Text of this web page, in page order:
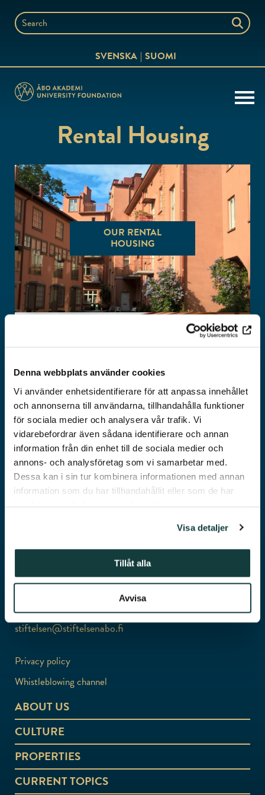
Denna webbplats använder cookies
Vi använder enhetsidentifierare för att anpassa innehållet
och annonserna till användarna, tillhandahålla funktioner
för sociala medier och analysera vår trafik. Vi
vidarebefordrar även sådana identifierare och annan
information från din enhet till de sociala medier och
annons- och analysföretag som vi samarbetar med.
Dessa kan i sin tur kombinera informationen med annan
information som du har tillhandahållit eller som de har
Visa detaljer
Tillåt alla
Avvisa
contentSearch
SVENSKA SUOMI
Rental Housing
OUR RENTAL
HOUSING
TO RENTAL
GUESTS
Education, Research, Culture – We Create Future
Porthaninkatu 3, 20500 Turku
stiftelsen@stiftelsenabo.fi
Privacy policy
Whistleblowing channel
ABOUT US
CULTURE
PROPERTIES
CURRENT TOPICS